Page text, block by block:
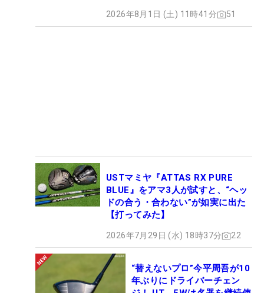
2026年8月1日 (土) 11時41分 51
USTマミヤ『ATTAS RX PURE
BLUE』をアマ3人が試すと、“ヘッ
ドの合う・合わない”が如実に出た
【打ってみた】
2026年7月29日 (水) 18時37分 22
“替えないプロ”今平周吾が10
年ぶりにドライバーチェン